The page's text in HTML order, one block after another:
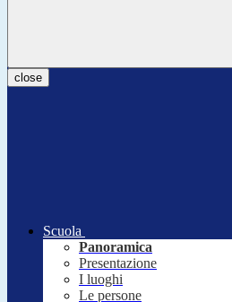
close
Scuola
Panoramica
Presentazione
I luoghi
Le persone